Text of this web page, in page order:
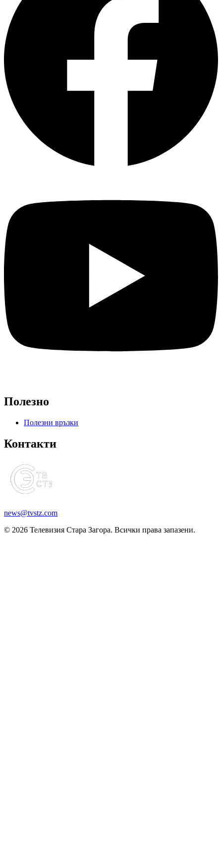
Полезно
Полезни връзки
Контакти
news@tvstz.com
© 2026 Телевизия Стара Загора. Всички права запазени.